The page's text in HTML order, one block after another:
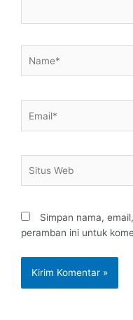
Web
Simpan nama,
peramban ini untuk